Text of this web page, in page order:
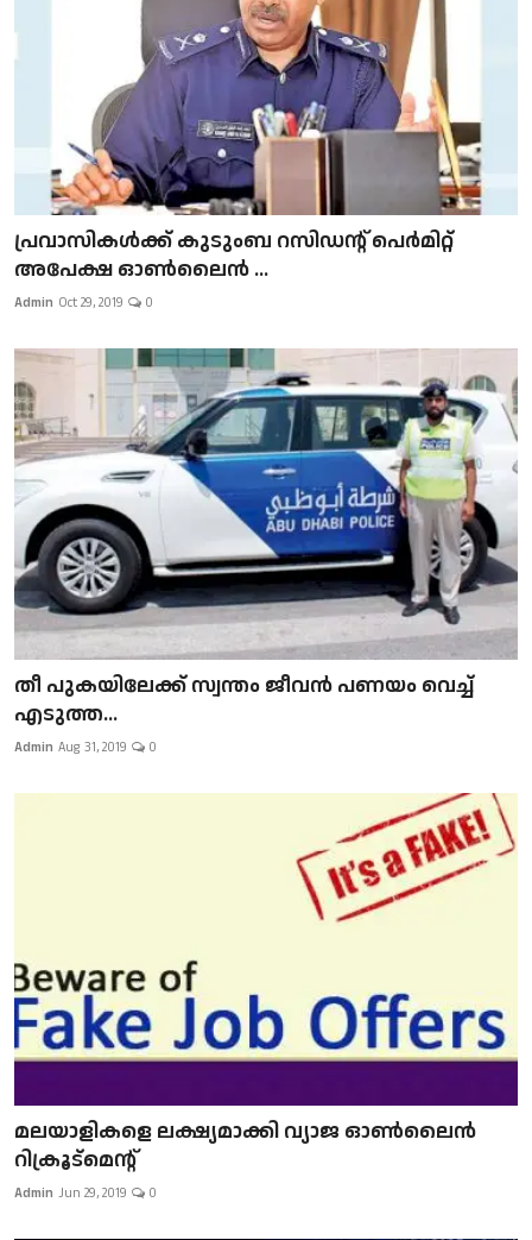
പ്രവാസികള്‍ക്ക് കുടുംബ റസിഡന്റ് പെർമിറ്റ്
അപേക്ഷ ഓൺലൈൻ ...
Admin Oct 29, 2019 0
​​​​​​​തീ പുകയിലേക്ക് സ്വന്തം ജീവന്‍ പണയം വെച്ച്
എടുത്ത...
Admin Aug 31, 2019 0
മലയാളികളെ ലക്ഷ്യമാക്കി വ്യാജ ഓൺലൈൻ
റിക്രൂട്മെന്റ്
Admin Jun 29, 2019 0